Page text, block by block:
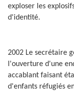
exploser les
d'identité.
2002 Le secrétaire
l'ouverture d'une
accablant faisant
d'enfants réfugiés